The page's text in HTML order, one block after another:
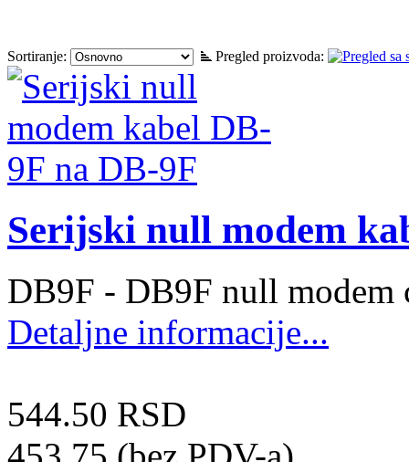
Sortiranje: Pregled proizvoda:
Serijski null modem
DB9F - DB9F null modem
Detaljne informacije...
544.50 RSD